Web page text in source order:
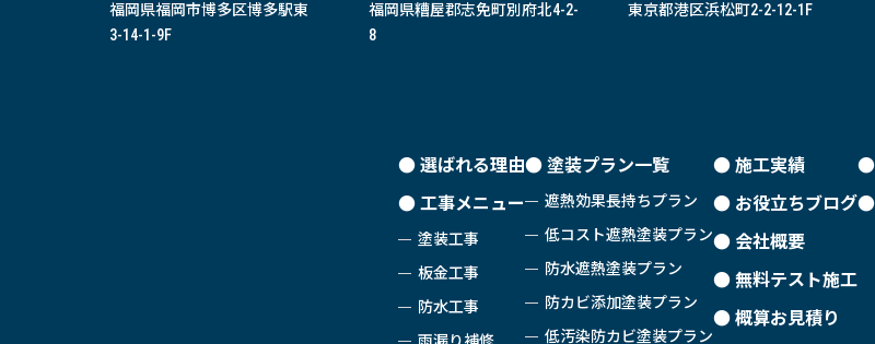
福岡県福岡市博多区博多駅東
3-14-1-9F
福岡県糟屋郡志免町別府北4-2-
8
東京都港区浜松町2-2-12-1F
選ばれる理由
工事メニュー
塗装工事
板金工事
防水工事
塗装プラン一覧
遮熱効果長持ちプラン
低コスト遮熱塗装プラン
防水遮熱塗装プラン
防カビ添加塗装プラン
低汚染防カビ塗装プラン
施工実績
お役立ちブログ
会社概要
無料テスト施工
概算お見積り